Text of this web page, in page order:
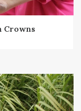
Crowns